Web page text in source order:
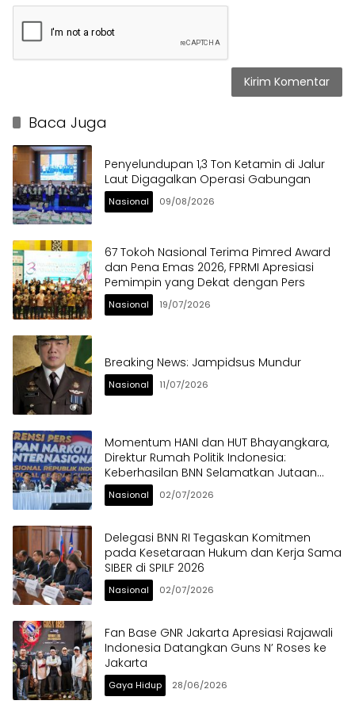
Baca Juga
Penyelundupan 1,3 Ton Ketamin di Jalur
Laut Digagalkan Operasi Gabungan
Nasional 09/08/2026
67 Tokoh Nasional Terima Pimred Award
dan Pena Emas 2026, FPRMI Apresiasi
Pemimpin yang Dekat dengan Pers
Nasional 19/07/2026
Breaking News: Jampidsus Mundur
Nasional 11/07/2026
Momentum HANI dan HUT Bhayangkara,
Direktur Rumah Politik Indonesia:
Keberhasilan BNN Selamatkan Jutaan
Anak Bangsa dari Ancaman Narkoba
Nasional 02/07/2026
Delegasi BNN RI Tegaskan Komitmen
pada Kesetaraan Hukum dan Kerja Sama
SIBER di SPILF 2026
Nasional 02/07/2026
Fan Base GNR Jakarta Apresiasi Rajawali
Indonesia Datangkan Guns N’ Roses ke
Jakarta
Gaya Hidup 28/06/2026